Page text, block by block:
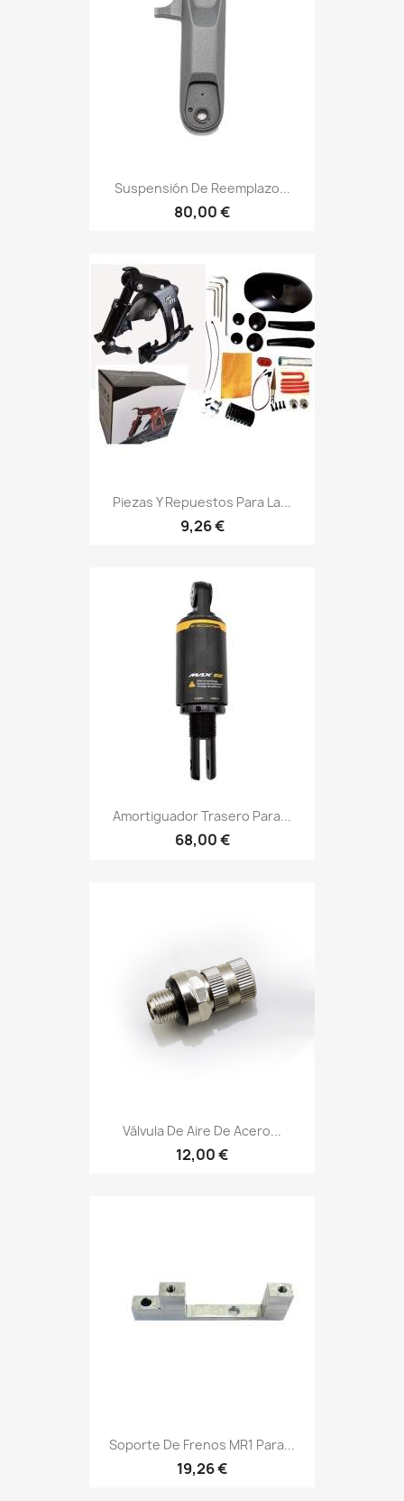
Suspensión De Reemplazo...
80,00 €
Piezas Y Repuestos Para La...
9,26 €
Amortiguador Trasero Para...
68,00 €
Válvula De Aire De Acero...
12,00 €
Soporte De Frenos MR1 Para...
19,26 €